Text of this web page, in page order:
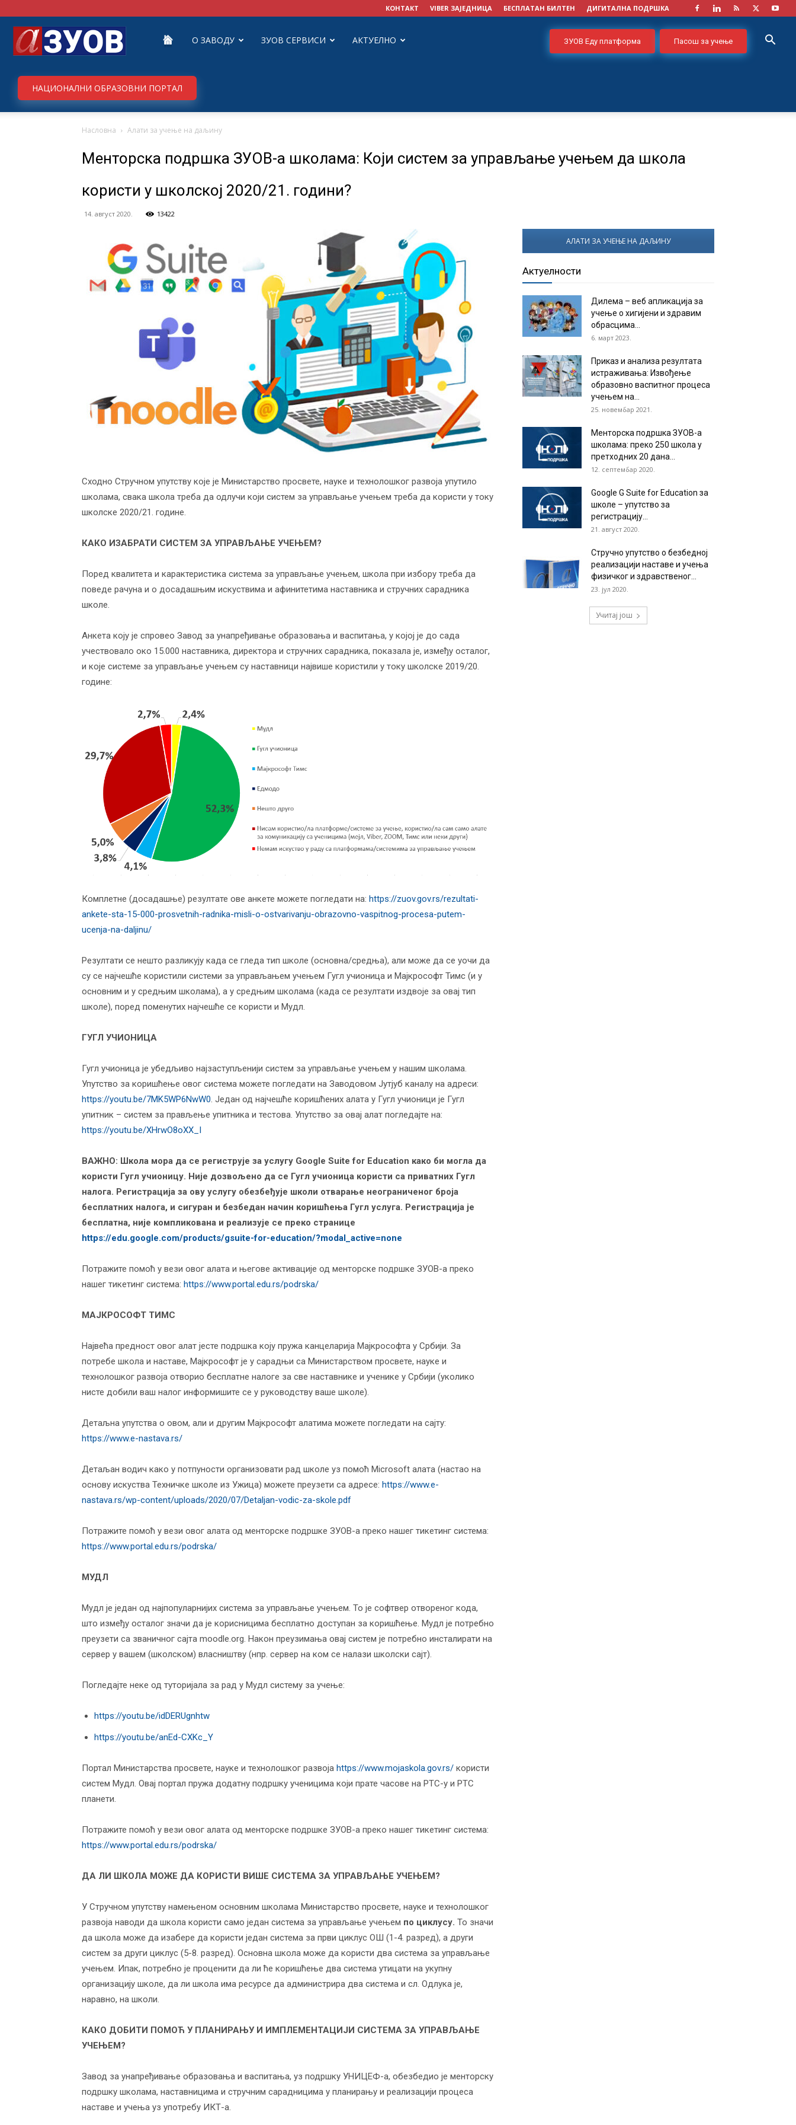
КОНТАКТ VIBER ЗАЈЕДНИЦА БЕСПЛАТАН БИЛТЕН ДИГИТАЛНА ПОДРШКА
ЗУОВ Еду платформа Пасош за учење
за
унапређивање
васпитања
О ЗАВОДУ ЗУОВ СЕРВИСИ АКТУЕЛНО
НАЦИОНАЛНИ ОБРАЗОВНИ ПОРТАЛ
Насловна Алати за учење на даљину
Менторска подршка ЗУОВ-а школама: Који систем за управљање учењем да школа
користи у школској 2020/21. години?
14. август 2020. 13422
Сходно Стручном упутству које је Министарство просвете, науке и технолошког развоја упутило
школама, свака школа треба да одлучи који систем за управљање учењем треба да користи у току
школске 2020/21. године.
КАКО ИЗАБРАТИ СИСТЕМ ЗА УПРАВЉАЊЕ УЧЕЊЕМ?
Поред квалитета и карактеристика система за управљање учењем, школа при избору треба да
поведе рачуна и о досадашњим искуствима и афинитетима наставника и стручних сарадника
школе.
Анкета коју је спровео Завод за унапређивање образовања и васпитања, у којој је до сада
учествовало око 15.000 наставника, директора и стручних сарадника, показала је, између осталог,
и које системе за управљање учењем су наставници највише користили у току школске 2019/20.
године:
Комплетне (досадашње) резултате ове анкете можете погледати на: https://zuov.gov.rs/rezultati-
ankete-sta-15-000-prosvetnih-radnika-misli-o-ostvarivanju-obrazovno-vaspitnog-procesa-putem-
ucenja-na-daljinu/
Резултати се нешто разликују када се гледа тип школе (основна/средња), али може да се уочи да
су се најчешће користили системи за управљањем учењем Гугл учионица и Мајкрософт Тимс (и у
основним и у средњим школама), а у средњим школама (када се резултати издвоје за овај тип
школе), поред поменутих најчешће се користи и Мудл.
ГУГЛ УЧИОНИЦА
Гугл учионица је убедљиво најзаступљенији систем за управљање учењем у нашим школама.
Упутство за коришћење овог система можете погледати на Заводовом Јутјуб каналу на адреси:
https://youtu.be/7MK5WP6NwW0. Један од најчешће коришћених алата у Гугл учионици је Гугл
упитник – систем за прављење упитника и тестова. Упутство за овај алат погледајте на:
https://youtu.be/XHrwO8oXX_I
ВАЖНО: Школа мора да се региструје за услугу Google Suite for Education како би могла да
користи Гугл учионицу. Није дозвољено да се Гугл учионица користи са приватних Гугл
налога. Регистрација за ову услугу обезбеђује школи отварање неограниченог броја
бесплатних налога, и сигуран и безбедан начин коришћења Гугл услуга. Регистрација је
бесплатна, није компликована и реализује се преко странице
https://edu.google.com/products/gsuite-for-education/?modal_active=none
Потражите помоћ у вези овог алата и његове активације од менторске подршке ЗУОВ-а преко
нашег тикетинг система: https://www.portal.edu.rs/podrska/
МАЈКРОСОФТ ТИМС
Највећа предност овог алат јесте подршка коју пружа канцеларија Мајкрософта у Србији. За
потребе школа и наставе, Мајкрософт је у сарадњи са Министарством просвете, науке и
технолошког развоја отворио бесплатне налоге за све наставнике и ученике у Србији (уколико
нисте добили ваш налог информишите се у руководству ваше школе).
Детаљна упутства о овом, али и другим Мајкрософт алатима можете погледати на сајту:
https://www.e-nastava.rs/
Детаљан водич како у потпуности организовати рад школе уз помоћ Microsoft алата (настао на
основу искуства Техничке школе из Ужица) можете преузети са адресе: https://www.e-
nastava.rs/wp-content/uploads/2020/07/Detaljan-vodic-za-skole.pdf
Потражите помоћ у вези овог алата од менторске подршке ЗУОВ-а преко нашег тикетинг система:
https://www.portal.edu.rs/podrska/
МУДЛ
Мудл је један од најпопуларнијих система за управљање учењем. То је софтвер отвореног кода,
што између осталог значи да је корисницима бесплатно доступан за коришћење. Мудл је потребно
преузети са званичног сајта moodle.org. Након преузимања овај систем је потребно инсталирати на
сервер у вашем (школском) власништву (нпр. сервер на ком се налази школски сајт).
Погледајте неке од туторијала за рад у Мудл систему за учење:
https://youtu.be/idDERUgnhtw
https://youtu.be/anEd-CXKc_Y
Портал Министарства просвете, науке и технолошког развоја https://www.mojaskola.gov.rs/ користи
систем Мудл. Овај портал пружа додатну подршку ученицима који прате часове на РТС-у и РТС
планети.
Потражите помоћ у вези овог алата од менторске подршке ЗУОВ-а преко нашег тикетинг система:
https://www.portal.edu.rs/podrska/
ДА ЛИ ШКОЛА МОЖЕ ДА КОРИСТИ ВИШЕ СИСТЕМА ЗА УПРАВЉАЊЕ УЧЕЊЕМ?
У Стручном упутству намењеном основним школама Министарство просвете, науке и технолошког
развоја наводи да школа користи само један система за управљање учењем по циклусу. То значи
да школа може да изабере да користи један система за први циклус ОШ (1-4. разред), а други
систем за други циклус (5-8. разред). Oсновна школа може да користи два система за управљање
учењем. Ипак, потребно је проценити да ли ће коришћење два система утицати на укупну
организацију школе, да ли школа има ресурсе да администрира два система и сл. Одлука је,
наравно, на школи.
КАКО ДОБИТИ ПОМОЋ У ПЛАНИРАЊУ И ИМПЛЕМЕНТАЦИЈИ СИСТЕМА ЗА УПРАВЉАЊЕ
УЧЕЊЕМ?
Завод за унапређивање образовања и васпитања, уз подршку УНИЦЕФ-а, обезбедио је менторску
подршку школама, наставницима и стручним сарадницима у планирању и реализацији процеса
наставе и учења уз употребу ИКТ-а.
АЛАТИ ЗА УЧЕЊЕ НА ДАЉИНУ
Актуелности
Дилема – веб апликација за
учење о хигијени и здравим
обрасцима...
6. март 2023.
Приказ и анализа резултата
истраживања: Извођење
образовно васпитног процеса
учењем на...
25. новембар 2021.
Менторска подршка ЗУОВ-а
школама: преко 250 школа у
претходних 20 дана...
12. септембар 2020.
Google G Suite for Education за
школе – упутство за
регистрацију...
21. август 2020.
Стручно упутство о безбедној
реализацији наставе и учења
физичког и здравственог...
23. јул 2020.
Учитај још